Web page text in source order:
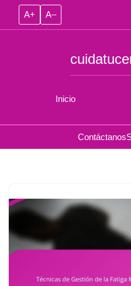
A+ A–
Inicio
Contáctanos